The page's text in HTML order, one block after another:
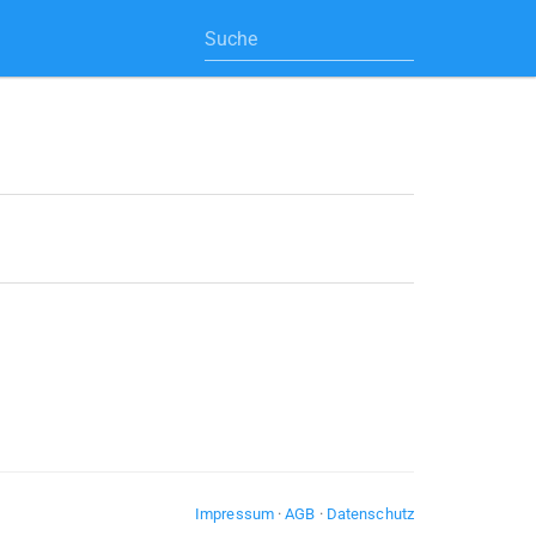
Impressum·AGB · Datenschutz